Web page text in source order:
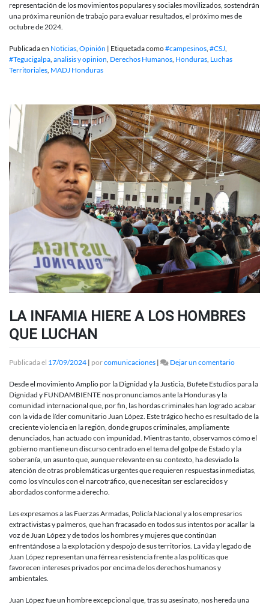
representación de los movimientos populares y sociales movilizados, sostendrán
una próxima reunión de trabajo para evaluar resultados, el próximo mes de
octubre de 2024.
Publicada en Noticias, Opinión | Etiquetada como#campesinos, #CSJ,
#Tegucigalpa, analisis y opinion, Derechos Humanos, Honduras, Luchas
Territoriales, MADJ Honduras
LA INFAMIA HIERE A LOS HOMBRES
QUE LUCHAN
Publicada el 17/09/2024 | porcomunicaciones | Dejar un comentarioen
INFAMIA
A
LOS
QUE
LUCHAN
Desde el movimiento Amplio por la Dignidad y la Justicia, Bufete Estudios para la
Dignidad y FUNDAMBIENTE nos pronunciamos ante la Honduras y la
comunidad internacional que, por fin, las hordas criminales han logrado acabar
con la vida de líder comunitario Juan López. Este trágico hecho es resultado de la
creciente violencia en la región, donde grupos criminales, ampliamente
denunciados, han actuado con impunidad. Mientras tanto, observamos cómo el
gobierno mantiene un discurso centrado en el tema del golpe de Estado y la
soberanía, un asunto que, aunque relevante en su contexto, ha desviado la
atención de otras problemáticas urgentes que requieren respuestas inmediatas,
como los vínculos con el narcotráfico, que necesitan ser esclarecidos y
abordados conforme a derecho.
Les expresamos a las Fuerzas Armadas, Policía Nacional y a los empresarios
extractivistas y palmeros, que han fracasado en todos sus intentos por acallar la
voz de Juan López y de todos los hombres y mujeres que continúan
enfrentándose a la explotación y despojo de sus territorios. La vida y legado de
Juan López representan una férrea resistencia frente a las políticas que
favorecen intereses privados por encima de los derechos humanos y
ambientales.
Juan López fue un hombre excepcional que, tras su asesinato, nos hereda una